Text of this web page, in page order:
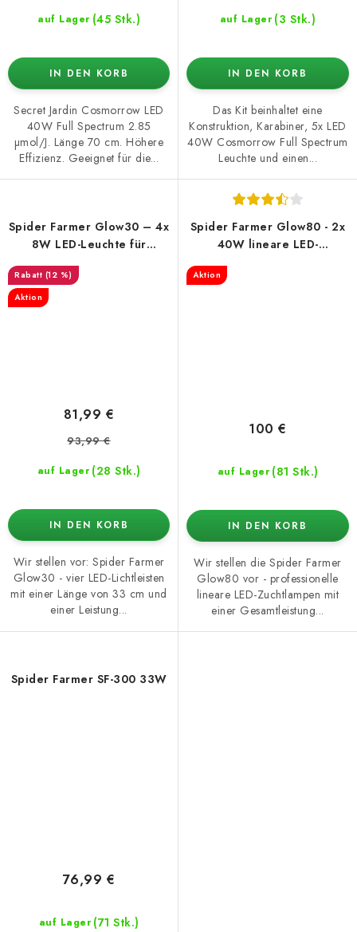
auf Lager (45 Stk.)
IN DEN KORB
Secret Jardin Cosmorrow LED
40W Full Spectrum 2.85
µmol/J. Länge 70 cm. Höhere
Effizienz. Geeignet für die...
auf Lager (3 Stk.)
IN DEN KORB
Das Kit beinhaltet eine
Konstruktion, Karabiner, 5x LED
40W Cosmorrow Full Spectrum
Leuchte und einen...
Spider Farmer Glow30 – 4x
8W LED-Leuchte für
Pflanzenwachstum
(12 %)
Aktion
auf Lager (28 Stk.)
81,99 €
93,99 €
IN DEN KORB
Wir stellen vor: Spider Farmer
Glow30 - vier LED-Lichtleisten
mit einer Länge von 33 cm und
einer Leistung...
Spider Farmer Glow80 - 2x
40W lineare LED-
Aktion
auf Lager (81 Stk.)
100 €
IN DEN KORB
Wir stellen die Spider Farmer
Glow80 vor - professionelle
lineare LED-Zuchtlampen mit
einer Gesamtleistung...
Spider Farmer SF-300 33W
auf Lager (71 Stk.)
76,99 €